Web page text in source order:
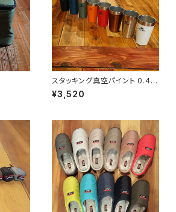
スタッキング真空パイント 0.47
L
¥3,520